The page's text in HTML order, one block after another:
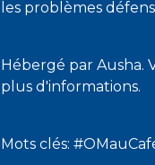
les problèmes
Hébergé par Ausha.
plus d'informations.
Mots clés: